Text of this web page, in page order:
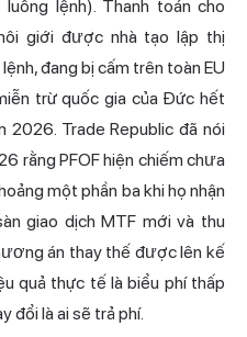
lệnh). Thanh toán cho
giới được nhà tạo lập thị
đang bị cấm trên toàn EU
trừ quốc gia của Đức hết
2026. Trade Republic đã nói
rằng PFOF hiện chiếm chưa
một phần ba khi họ nhận
giao dịch MTF mới và thu
án thay thế được lên kế
quả thực tế là biểu phí thấp
đổi là ai sẽ trả phí.